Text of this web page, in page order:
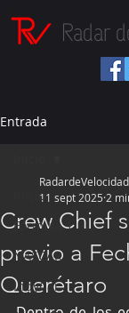
Radar
Entrada
Inicio
Fórmula 1
NASCAR
IndyCar
Crew Chief
previo a
Querétaro
RadardeVelocidad
11 sept 2025 2